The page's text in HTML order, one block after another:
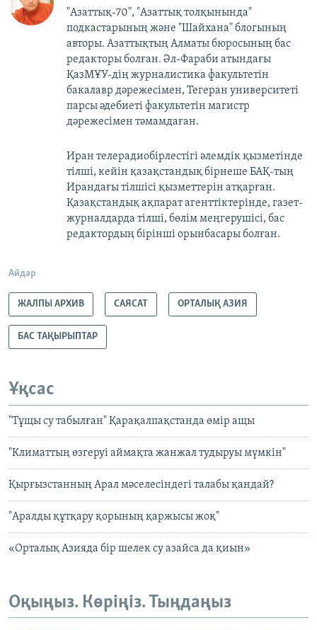
"Азаттық-70", "Азаттық толқынында"
подкастарының және "Шайхана" блогының
авторы. Азаттықтың Алматы бюросының бас
редакторы болған. Әл-Фараби атындағы
ҚазМҰУ-дің журналистика факультетін
бакалавр дәрежесімен, Тегеран университеті
парсы әдебиеті факультетін магистр
дәрежесімен тәмамдаған.
Иран телерадиобірлестігі әлемдік қызметінде
тілші, кейін қазақстандық бірнеше БАҚ-тың
Ирандағы тілшісі қызметтерін атқарған.
Қазақстандық ақпарат агенттіктерінде, газет-
журналдарда тілші, бөлім меңгерушісі, бас
редактордың бірінші орынбасары болған.
Айдар
ЖАЛПЫ АРХИВ САЯСАТ ОРТАЛЫҚ АЗИЯ
БАС ТАҚЫРЫПТАР
Ұқсас
"Тұщы су табылған" Қарақалпақстанда өмір ащы
"Климаттың өзгеруі аймақта жанжал тудыруы мүмкін"
Қырғызстанның Арал мәселесіндегі талабы қандай?
"Аралды құтқару қорының қаржысы жоқ"
«Орталық Азияда бір шелек су азайса да қиын»
Оқыңыз. Көріңіз. Тыңдаңыз